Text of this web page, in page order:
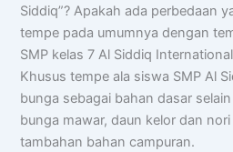
Siddiq”? Apakah ada perbedaan
tempe pada umumnya dengan
SMP kelas 7 Al Siddiq
Khusus tempe ala siswa SMP Al
bunga sebagai bahan dasar
bunga mawar, daun kelor dan
tambahan bahan campuran.